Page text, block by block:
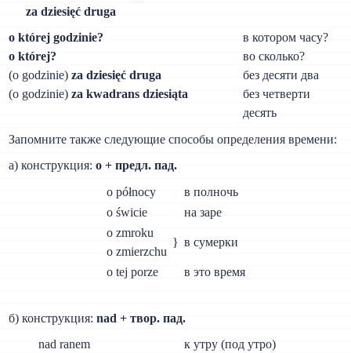
za dziesięć druga
о której godzinie?
в котором часу?
о której?
во сколько?
(о godzinie)za dziesięć druga
без десяти два
(o godzinie)za kwadrans dziesiąta
без четверти
десять
Запомните также следующие способы определения времени:
а) конструкция:o + предл. пад.
о północy
в полночь
о świcie
на заре
о zmroku
о zmierzchu
} в сумерки
o tej porze в это время
б) конструкция:nad + твор. пад.
nad ranem
к утру (под утро)